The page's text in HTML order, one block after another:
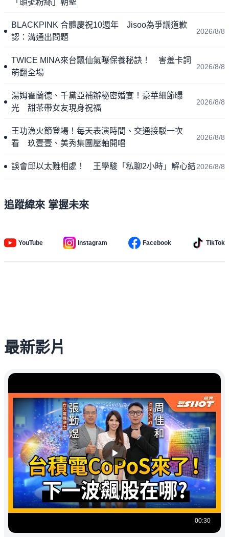
「頭號粉絲」朝聖
BLACKPINK 合體慶祝10週年 Jisoo為爭議道歉
認：溝通出問題
2026/8/8
TWICE MINA來台飄仙氣曝保養秘訣！ 害羞卡詞
萌翻全場
2026/8/8
湯姆霍蘭德、千黛亞補辦秘密婚宴！豪華細節曝
光 甜茶帶女友現身祝福
2026/8/8
王功漁火節登場！每天表演時間、交通接駁一次
看 玖壹壹、美秀集團壓軸開唱
2026/8/8
誤會邱以太難相處！ 王學駿「私聊2小時」解心結2026/8/8
追蹤緯來 掌握未來
YouTube Instagram Facebook TikTok
最新影片
00:30